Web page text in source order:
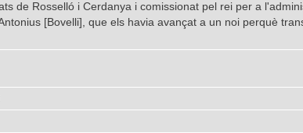
de Rosselló i Cerdanya i comissionat pel rei per a
[Bovelli], que els havia avançat a un noi perquè